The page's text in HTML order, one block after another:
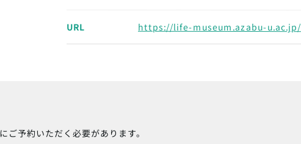
URL https://life-museum.azabu-u.ac.jp/
予約いただく必要があります。